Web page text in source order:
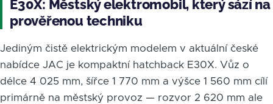
E30X: Městský elektromobil, který sází na
prověřenou techniku
Jediným čistě elektrickým modelem v aktuální české
nabídce JAC je kompaktní hatchback E30X. Vůz o
délce 4 025 mm, šířce 1 770 mm a výšce 1 560 mm cílí
primárně na městský provoz — rozvor 2 620 mm ale